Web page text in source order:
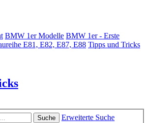
BMW 1er Modelle BMW 1er - Erste
E81, E82, E87, E88 Tipps und Tricks
Suche
Erweiterte Suche